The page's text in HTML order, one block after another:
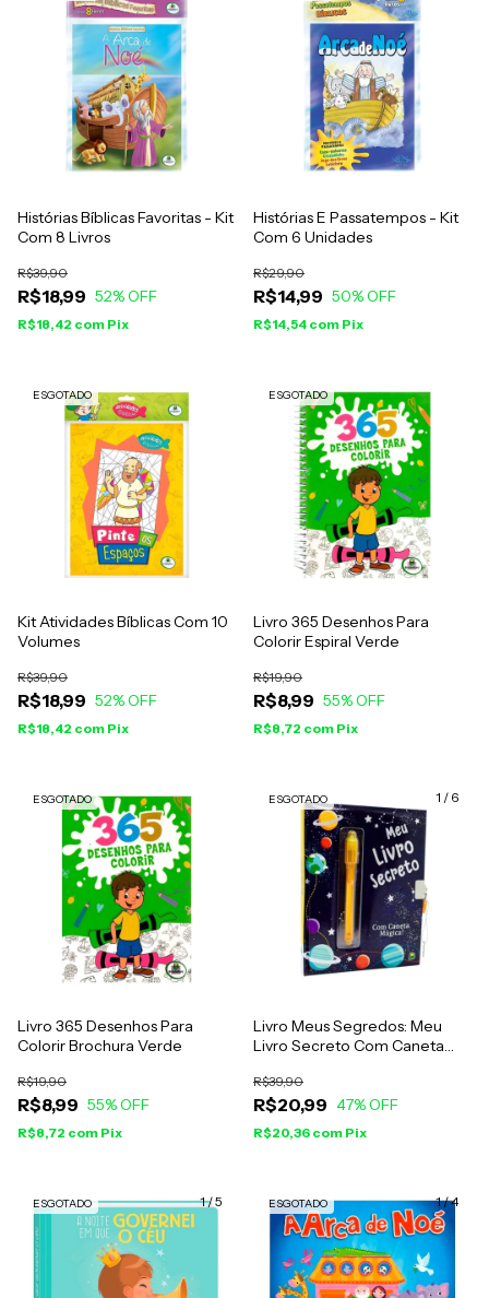
Histórias Bíblicas Favoritas - Kit
Com 8 Livros
R$18,99
R$39,90
52% OFF
R$18,42 com Pix
Histórias E Passatempos - Kit
Com 6 Unidades
R$14,99
R$29,90
50% OFF
R$14,54 com Pix
ESGOTADO
Kit Atividades Bíblicas Com 10
Volumes
R$18,99
R$39,90
52% OFF
R$18,42 com Pix
ESGOTADO
Livro 365 Desenhos Para
Colorir Espiral Verde
R$8,99
R$19,90
55% OFF
R$8,72 com Pix
ESGOTADO
Livro 365 Desenhos Para
Colorir Brochura Verde
R$8,99
R$19,90
55% OFF
R$8,72 com Pix
1 / 6
ESGOTADO
Livro Meus Segredos: Meu
Livro Secreto Com Caneta
R$20,99
R$39,90
47% OFF
R$20,36 com Pix
1/5
ESGOTADO 1/4
ESGOTADO